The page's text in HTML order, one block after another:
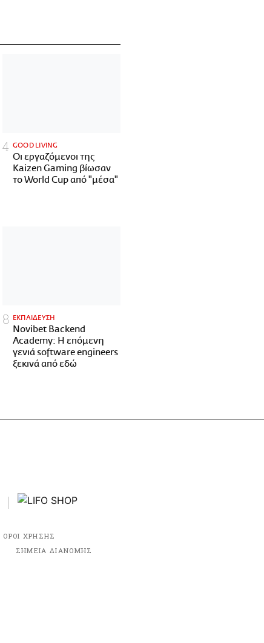
GOOD LIVING
Οι εργαζόμενοι της
Kaizen Gaming βίωσαν
το World Cup από "μέσα"
ΕΚΠΑΙΔΕΥΣΗ
Novibet Backend
Academy: Η επόμενη
γενιά software engineers
ξεκινά από εδώ
ΟΡΟΙ ΧΡΗΣΗΣ
ΣΗΜΕΙΑ ΔΙΑΝΟΜΗΣ